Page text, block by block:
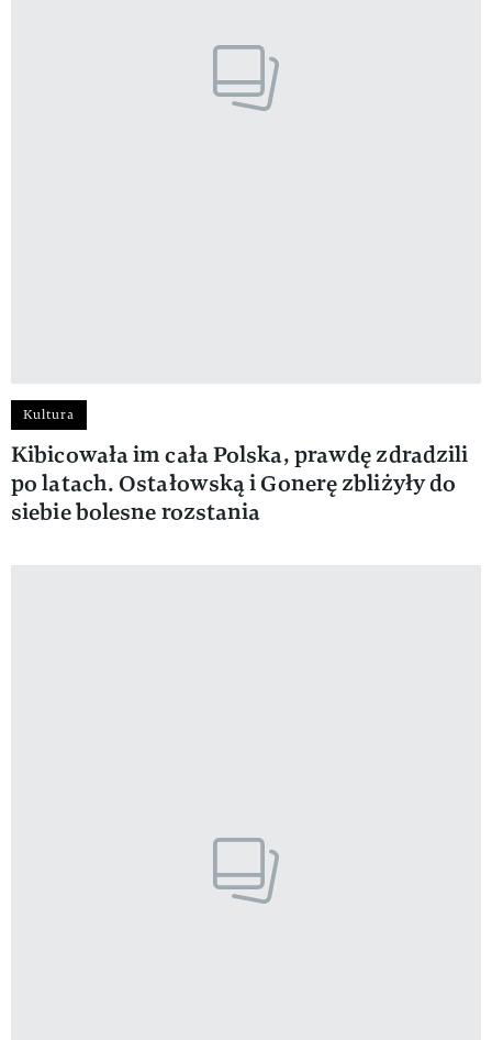
Kultura
Kibicowała im cała Polska, prawdę zdradzili
po latach. Ostałowską i Gonerę zbliżyły do
siebie bolesne rozstania